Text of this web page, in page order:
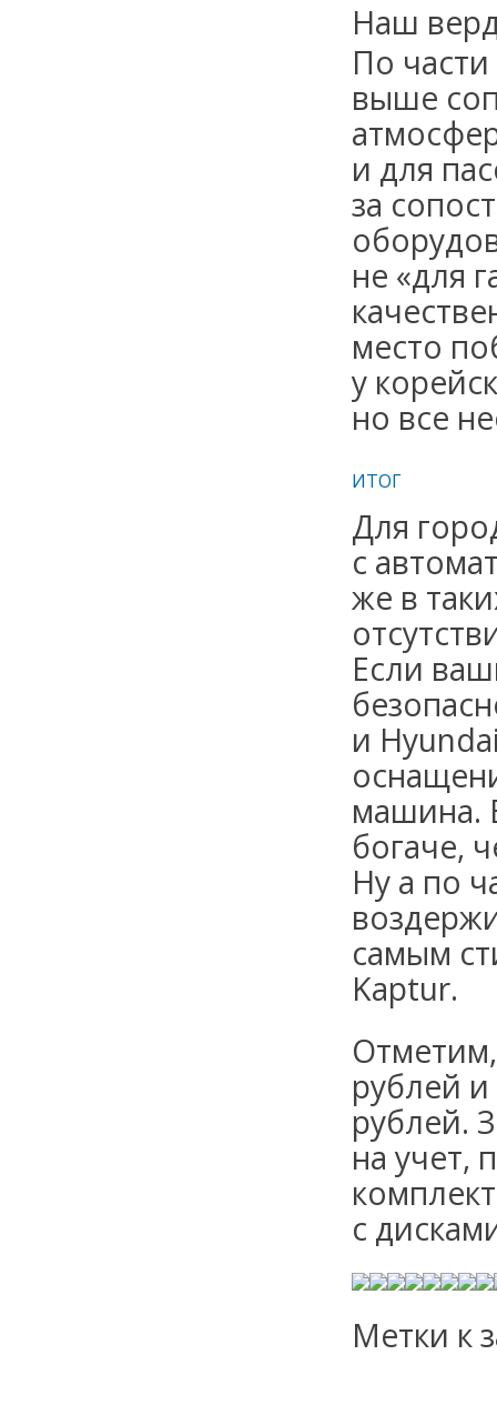
Наш
По
выше
и для
за
не «для
место
у
но все
ИТОГ
Для
с
же в
Если
и
машина.
богаче,
Ну а по
самым
Kaptur.
рублей
рублей.
на учет,
с
Метки к